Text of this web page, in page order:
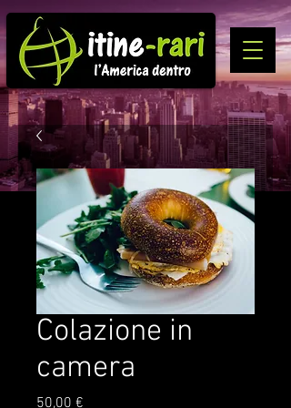
Colazione in
camera
50,00 €